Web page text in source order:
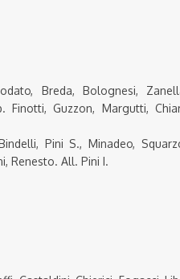
Breda, Bolognesi,
Finotti, Guzzon, Margutti,
Pini S., Minadeo,
Renesto. All. Pini I.